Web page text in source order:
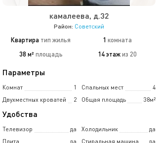
камалеева, д.32
Район: Советский
Квартира тип жилья 1 комната
38 м² площадь 14 этажиз 20
Параметры
Комнат 1 Спальных мест
4
Двухместных кроватей
2 Общая площадь 38м²
Удобства
Телевизор да Холодильник
да
Плита
да Стиральная машина
да